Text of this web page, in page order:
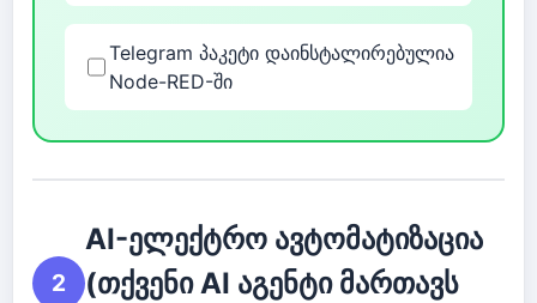
Telegram პაკეტი დაინსტალირებულია
Node-RED-ში
2
AI-ელექტრო ავტომატიზაცია
(თქვენი AI აგენტი მართავს